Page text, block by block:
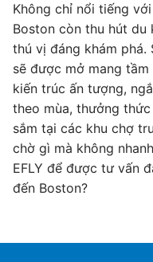
Không chỉ nổi tiếng
Boston còn thu hút du
thú vị đáng khám phá.
sẽ được mở mang
kiến trúc ấn tượng,
theo mùa, thưởng
sắm tại các khu chợ
chờ gì mà không
EFLY để được tư vấn
đến Boston?